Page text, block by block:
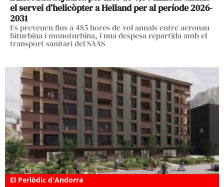
el servei d’helicòpter a Heliand per al període 2026-
2031
Es preveuen fins a 485 hores de vol anuals entre aeronau
biturbina i monoturbina, i una despesa repartida amb el
transport sanitari del SAAS
El Periòdic d'Andorra